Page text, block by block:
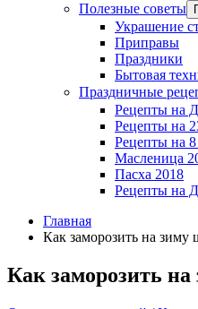
Полезные советы
Украшение
Приправы
Праздники
Бытовая
Праздничные
Рецепты на
Рецепты на
Рецепты на 8
Масленица
Пасха 2018
Рецепты на
Главная
Как заморозить на
Как заморозить